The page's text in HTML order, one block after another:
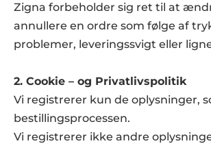
Produkter
Log ind
RESOURCES
Blog
Zigna forbeholder sig ret til at
annullere en ordre som følge af
problemer, leveringssvigt eller
2. Cookie – og Privatlivspolitik
Vi registrerer kun de oplysninger,
bestillingsprocessen.
Vi registrerer ikke andre